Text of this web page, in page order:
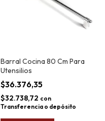
Barral Cocina 80 Cm Para
Utensilios
$36.376,35
$32.738,72 con
Transferencia o depósito